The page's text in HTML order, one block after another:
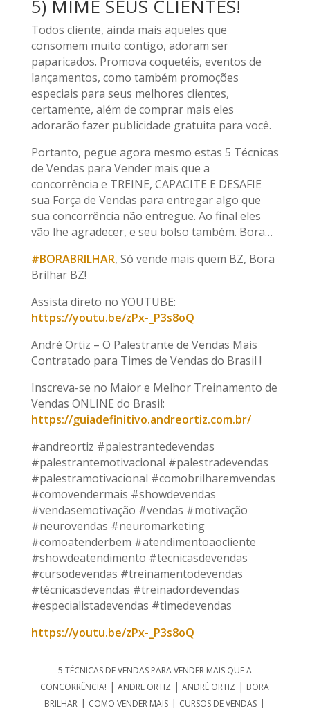
5) MIME SEUS CLIENTES!
Todos cliente, ainda mais aqueles que
consomem muito contigo, adoram ser
paparicados. Promova coquetéis, eventos de
lançamentos, como também promoções
especiais para seus melhores clientes,
certamente, além de comprar mais eles
adorarão fazer publicidade gratuita para você.
Portanto, pegue agora mesmo estas 5 Técnicas
de Vendas para Vender mais que a
concorrência e TREINE, CAPACITE E DESAFIE
sua Força de Vendas para entregar algo que
sua concorrência não entregue. Ao final eles
vão lhe agradecer, e seu bolso também. Bora…
#BORABRILHAR, Só vende mais quem BZ, Bora
Brilhar BZ!
Assista direto no YOUTUBE:
https://youtu.be/zPx-_P3s8oQ
André Ortiz – O Palestrante de Vendas Mais
Contratado para Times de Vendas do Brasil !
Inscreva-se no Maior e Melhor Treinamento de
Vendas ONLINE do Brasil:
https://guiadefinitivo.andreortiz.com.br/
#andreortiz #palestrantedevendas
#palestrantemotivacional #palestradevendas
#palestramotivacional #comobrilharemvendas
#comovendermais #showdevendas
#vendasemotivação #vendas #motivação
#neurovendas #neuromarketing
#comoatenderbem #atendimentoaocliente
#showdeatendimento #tecnicasdevendas
#cursodevendas #treinamentodevendas
#técnicasdevendas #treinadordevendas
#especialistadevendas #timedevendas
https://youtu.be/zPx-_P3s8oQ
5 TÉCNICAS DE VENDAS PARA VENDER MAIS QUE A
CONCORRÊNCIA! |ANDRE ORTIZ |ANDRÉ ORTIZ | BORA
BRILHAR | COMO VENDER MAIS | CURSOS DE VENDAS |